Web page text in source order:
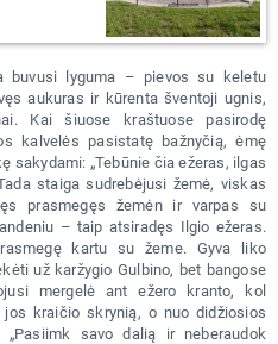
buvusi lyguma – pievos su keletu
aukuras ir kūrenta šventoji ugnis,
Kai šiuose kraštuose pasirodę
kalvelės pasistatę bažnyčią, ėmę
sakydami: „Tebūnie čia ežeras, ilgas
staiga sudrebėjusi žemė, viskas
prasmegęs žemėn ir varpas su
– taip atsiradęs Ilgio ežeras.
kartu su žeme. Gyva liko
už karžygio Gulbino, bet bangose
mergelė ant ežero kranto, kol
kraičio skrynią, o nuo didžiosios
savo dalią ir neberaudok